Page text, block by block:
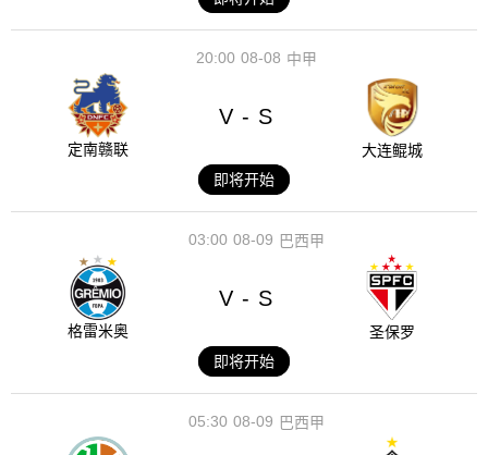
08-08
20:00 中甲
定南赣联
V - S
大连鲲城
即将开始
08-09
03:00 巴西甲
格雷米奥
V - S
圣保罗
即将开始
08-09
05:30 巴西甲